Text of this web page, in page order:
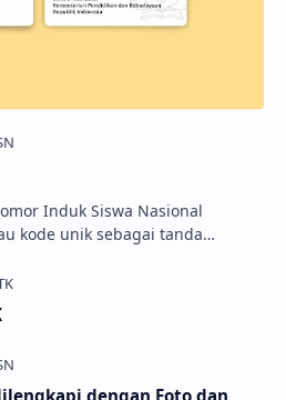
Induk Siswa Nasional
sebagai tanda
dengan Foto dan